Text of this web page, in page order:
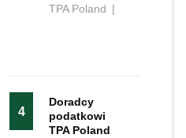
TPA Poland |
4
Doradcy
podatkowi
TPA Poland